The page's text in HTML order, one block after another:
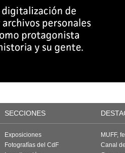
SECCIONES
Exposiciones
Fotografías del CdF
MUFF,
Canal